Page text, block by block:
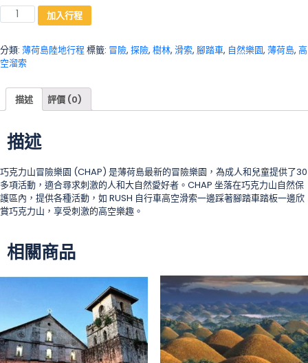
加入行程
分類: 薄荷島陸地行程 標籤: 冒險, 探險, 樹林, 滑索, 腳踏車, 自然樂園, 薄荷島, 高
空溜索
描述 評價 (0)
描述
巧克力山冒險樂園 (CHAP) 是薄荷島最新的冒險樂園，為成人和兒童提供了30
多項活動，適合尋求刺激的人和大自然愛好者。CHAP 坐落在巧克力山自然保
護區內，提供各種活動，如 RUSH 自行車高空滑索一邊踩著腳踏車踏板一邊欣
賞巧克力山，享受刺激的高空樂趣。
相關商品